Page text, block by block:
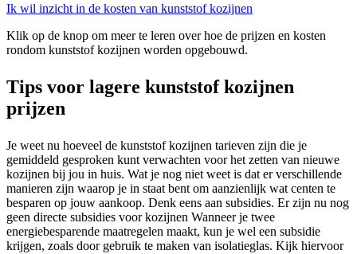
Ik wil inzicht in de kosten van kunststof kozijnen
Klik op de knop om meer te leren over hoe de prijzen en kosten
rondom kunststof kozijnen worden opgebouwd.
Tips voor lagere kunststof kozijnen
prijzen
Je weet nu hoeveel de kunststof kozijnen tarieven zijn die je
gemiddeld gesproken kunt verwachten voor het zetten van nieuwe
kozijnen bij jou in huis. Wat je nog niet weet is dat er verschillende
manieren zijn waarop je in staat bent om aanzienlijk wat centen te
besparen op jouw aankoop. Denk eens aan subsidies. Er zijn nu nog
geen directe subsidies voor kozijnen Wanneer je twee
energiebesparende maatregelen maakt, kun je wel een subsidie
krijgen, zoals door gebruik te maken van isolatieglas. Kijk hiervoor